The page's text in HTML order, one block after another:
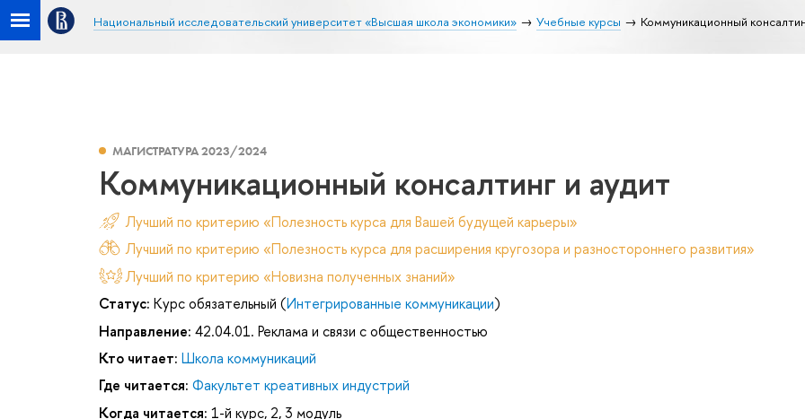
Национальный исследовательский университет «Высшая школа экономики» Учебные курсы Коммуникационный
МАГИСТРАТУРА 2023/2024
Коммуникационный консалтинг и аудит
Лучший по критерию «Полезность курса для Вашей будущей карьеры»
Лучший по критерию «Полезность курса для расширения кругозора и разностороннего развития»
Лучший по критерию «Новизна полученных знаний»
Статус: Курс обязательный (Интегрированные коммуникации)
Направление: 42.04.01. Реклама и связи с общественностью
Кто читает: Школа коммуникаций
Где читается: Факультет креативных индустрий
Когда читается: 1-й курс, 2, 3 модуль